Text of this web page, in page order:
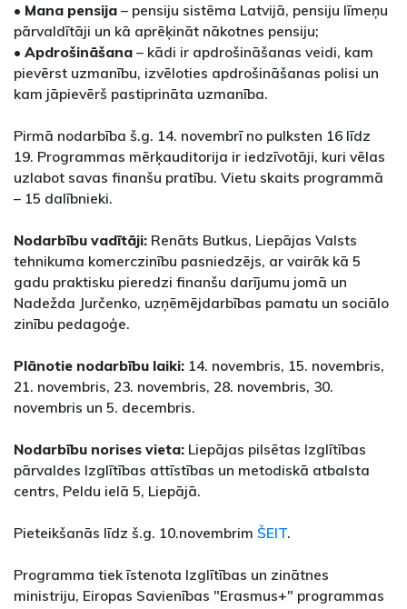
• Mana pensija – pensiju sistēma Latvijā, pensiju līmeņu
pārvaldītāji un kā aprēķināt nākotnes pensiju;
• Apdrošināšana – kādi ir apdrošināšanas veidi, kam
pievērst uzmanību, izvēloties apdrošināšanas polisi un
kam jāpievērš pastiprināta uzmanība.
Pirmā nodarbība š.g. 14. novembrī no pulksten 16 līdz
19. Programmas mērķauditorija ir iedzīvotāji, kuri vēlas
uzlabot savas finanšu pratību. Vietu skaits programmā
– 15 dalībnieki.
Nodarbību vadītāji: Renāts Butkus, Liepājas Valsts
tehnikuma komerczinību pasniedzējs, ar vairāk kā 5
gadu praktisku pieredzi finanšu darījumu jomā un
Nadežda Jurčenko, uzņēmējdarbības pamatu un sociālo
zinību pedagoģe.
Plānotie nodarbību laiki: 14. novembris, 15. novembris,
21. novembris, 23. novembris, 28. novembris, 30.
novembris un 5. decembris.
Nodarbību norises vieta: Liepājas pilsētas Izglītības
pārvaldes Izglītības attīstības un metodiskā atbalsta
centrs, Peldu ielā 5, Liepājā.
Pieteikšanās līdz š.g. 10.novembrim ŠEIT.
Programma tiek īstenota Izglītības un zinātnes
ministriju, Eiropas Savienības "Erasmus+" programmas